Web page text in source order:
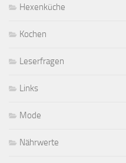
Hexenküche
Kochen
Leserfragen
Links
Mode
Nährwerte